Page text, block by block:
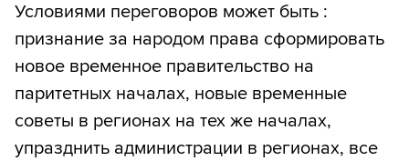
Условиями переговоров может быть :
признание за народом права сформировать
новое временное правительство на
паритетных началах, новые временные
советы в регионах на тех же началах,
упразднить администрации в регионах, все